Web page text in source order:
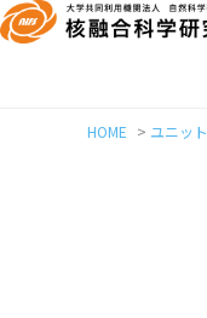
HOME ユニット